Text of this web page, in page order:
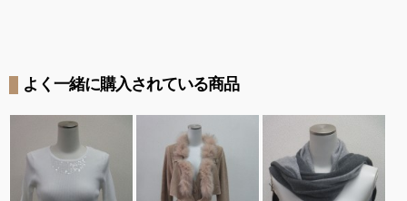
よく一緒に購入されている商品